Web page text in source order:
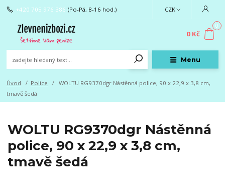
Menu
CZK
+420 705 976 386 (Po-Pá, 8-16 hod.)
0
0 Kč
Úvod Police
WOLTU RG9370dgr Nástěnná police, 90 x 22,9 x 3,8 cm,
tmavě šedá
WOLTU RG9370dgr Nástěnná
police, 90 x 22,9 x 3,8 cm,
tmavě šedá